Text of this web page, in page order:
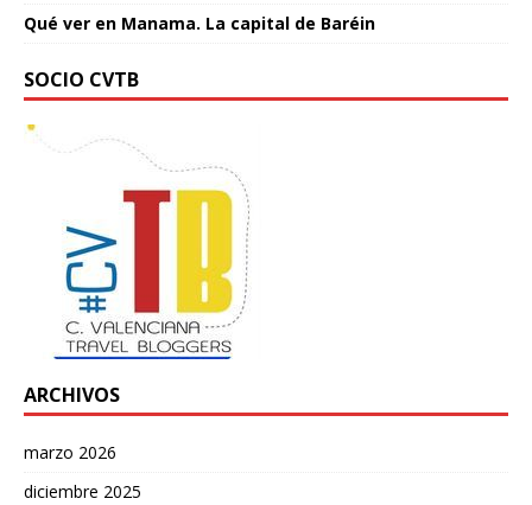
Qué ver en Manama. La capital de Baréin
SOCIO CVTB
ARCHIVOS
marzo 2026
diciembre 2025